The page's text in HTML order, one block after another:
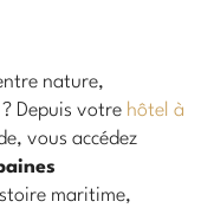
nature,
Depuis votre hôtel à
vous accédez
maritime,